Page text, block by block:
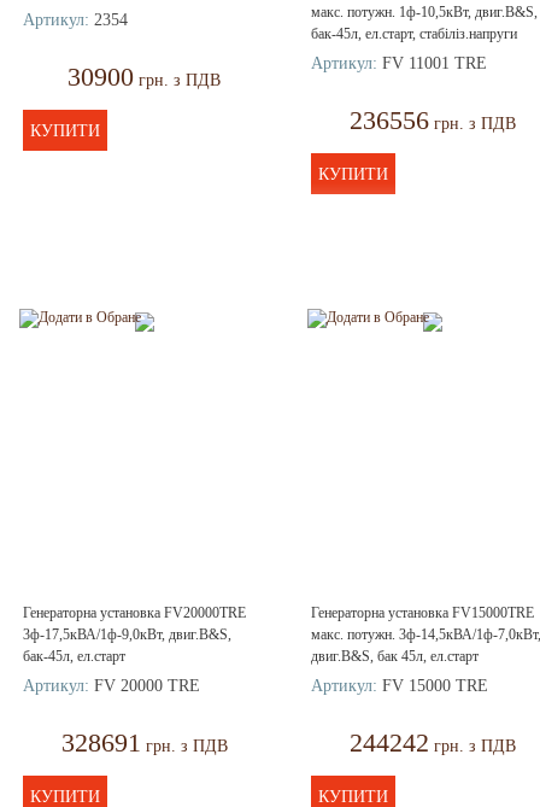
Артикул: 2354
30900 грн. з ПДВ
КУПИТИ
макс. потужн. 1ф-10,5кВт, двиг.B&S,
бак-45л, ел.старт, стабіліз.напруги
Артикул: FV 11001 TRE
236556грн. з ПДВ
КУПИТИ
Генераторна установка FV20000TRE
3ф-17,5кВА/1ф-9,0кВт, двиг.B&S,
бак-45л, ел.старт
Артикул: FV 20000 TRE
328691 грн. з ПДВ
КУПИТИ
Генераторна установка FV15000TRE
макс. потужн. 3ф-14,5кВА/1ф-7,0кВт,
двиг.B&S, бак 45л, ел.старт
Артикул: FV 15000 TRE
244242 грн. з ПДВ
КУПИТИ